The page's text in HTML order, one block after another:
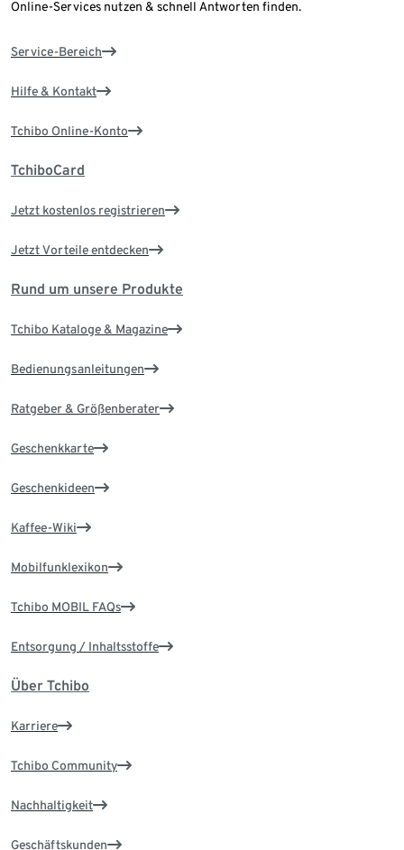
Online-Services nutzen & schnell Antworten finden.
Service-Bereich
Hilfe & Kontakt
Tchibo Online-Konto
TchiboCard
Jetzt kostenlos registrieren
Jetzt Vorteile entdecken
Rund um unsere Produkte
Tchibo Kataloge & Magazine
Bedienungsanleitungen
Ratgeber & Größenberater
Geschenkkarte
Geschenkideen
Kaffee-Wiki
Mobilfunklexikon
Tchibo MOBIL FAQs
Entsorgung / Inhaltsstoffe
Über Tchibo
Karriere
Tchibo Community
Nachhaltigkeit
Geschäftskunden